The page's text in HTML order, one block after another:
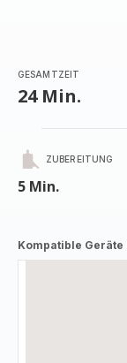
GESAMTZEIT
24 Min.
ZUBEREITUNG
5 Min.
Kompatible Geräte